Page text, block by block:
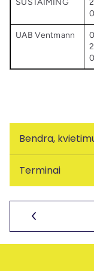
SUSTAIMING
UAB Ventmann
Bendra,
12552 Eur
Terminai
Kvietimas galioja
PĮP gali būti